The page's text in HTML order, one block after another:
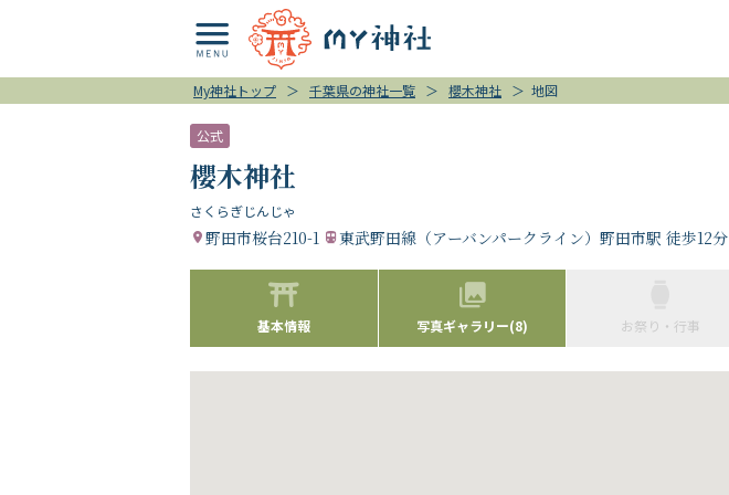
My神社トップ ＞ 千葉県の神社一覧 ＞ 櫻木神社 ＞ 地図
公式
櫻木神社
さくらぎじんじゃ
野田市桜台210-1 東武野田線（アーバンパークライン）野田市駅 徒歩12分
基本情報 写真ギャラリー(8) お祭り・行事